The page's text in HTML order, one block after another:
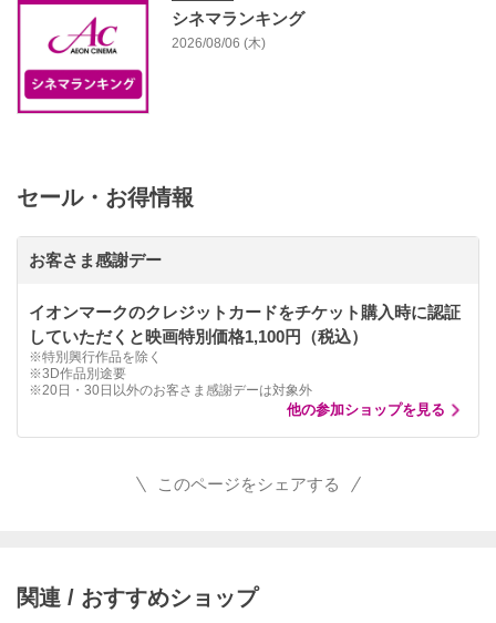
シネマランキング
2026/08/06 (木)
セール・お得情報
お客さま感謝デー
イオンマークのクレジットカードをチケット購入時に認証
していただくと映画特別価格1,100円（税込）
※特別興行作品を除く
※3D作品別途要
※20日・30日以外のお客さま感謝デーは対象外
他の参加ショップを見る
このページをシェアする
関連 / おすすめショップ